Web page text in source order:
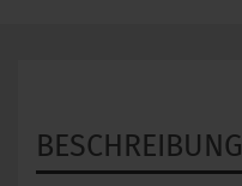
BESCHREIBUNG